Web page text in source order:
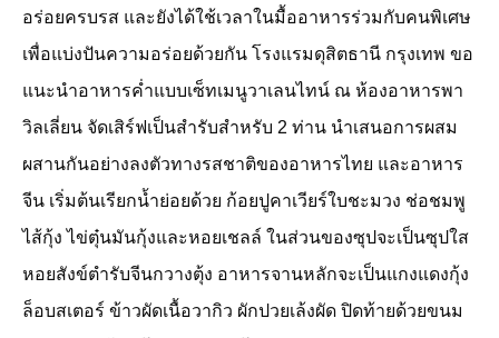
อร่อยครบรส และยังได้ใช้เวลาในมื้ออาหารร่วมกับคนพิเศษ
เพื่อแบ่งปันความอร่อยด้วยกัน โรงแรมดุสิตธานี กรุงเทพ ขอ
แนะนำอาหารค่ำแบบเซ็ทเมนูวาเลนไทน์ ณ ห้องอาหารพา
วิลเลี่ยน จัดเสิร์ฟเป็นสำรับสำหรับ 2 ท่าน นำเสนอการผสม
ผสานกันอย่างลงตัวทางรสชาติของอาหารไทย และอาหาร
จีน เริ่มต้นเรียกน้ำย่อยด้วย ก้อยปูคาเวียร์ใบชะมวง ช่อชมพู
ไส้กุ้ง ไข่ตุ๋นมันกุ้งและหอยเชลล์ ในส่วนของซุปจะเป็นซุปใส
หอยสังข์ตำรับจีนกวางตุ้ง อาหารจานหลักจะเป็นแกงแดงกุ้ง
ล็อบสเตอร์ ข้าวผัดเนื้อวากิว ผักปวยเล้งผัด ปิดท้ายด้วยขนม